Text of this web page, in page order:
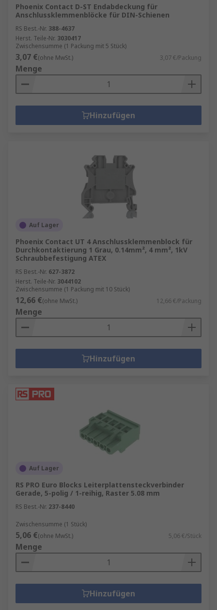
Phoenix Contact D-ST Endabdeckung für
Anschlussklemmenblöcke für DIN-Schienen
RS Best.-Nr. 388-4637
Herst. Teile-Nr. 3030417
Zwischensumme (1 Packung mit 5 Stück)
3,07 €(ohne MwSt.) 3,07 €/Packung
Menge
Hinzufügen
Auf Lager
Phoenix Contact UT 4 Anschlussklemmenblock für
Durchkontaktierung 1 Grau, 0.14mm², 4 mm², 1kV
Schraubbefestigung ATEX
RS Best.-Nr. 627-3872
Herst. Teile-Nr. 3044102
Zwischensumme (1 Packung mit 10 Stück)
12,66 €(ohne MwSt.) 12,66 €/Packung
Menge
Hinzufügen
Auf Lager
RS PRO Euro Blocks Leiterplattensteckverbinder
Gerade, 5-polig / 1-reihig, Raster 5.08 mm
RS Best.-Nr. 237-8440
Zwischensumme (1 Stück)
5,06 €(ohne MwSt.) 5,06 €/Stück
Menge
Hinzufügen